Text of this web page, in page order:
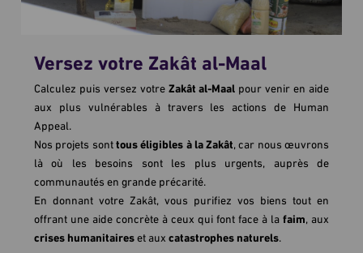
Plus de 6 000 000 d'actions d'aide depuis le 9
octobre 2023
Des colis alimentaires ont été distribués à 240 420
personnes.
Versez votre Zakât al-Maal
Calculez puis versez votre Zakât al-Maal pour venir en aide
aux plus vulnérables à travers les actions de Human
Appeal.
Nos projets sonttous éligibles à la Zakât, car nous œuvrons
là où les besoins sont les plus urgents, auprès de
communautés en grande précarité.
En donnant votre Zakât, vous purifiez vos biens tout en
offrant une aide concrète à ceux qui font face à la faim, aux
crises humanitaireset aux catastrophes naturels.